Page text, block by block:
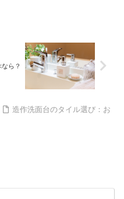
ら？
造作洗面台のタイル選び：お